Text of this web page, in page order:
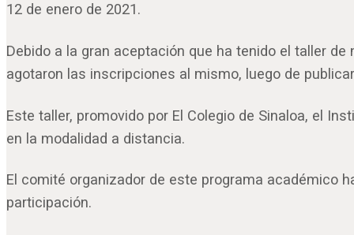
12 de enero de 2021.
Debido a la gran aceptación que ha tenido el taller
agotaron las inscripciones al mismo, luego de
Este taller, promovido por El Colegio de Sinaloa, el
en la modalidad a distancia.
El comité organizador de este programa académico
participación.